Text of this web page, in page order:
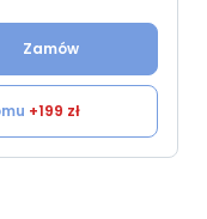
Zamów
+199 zł